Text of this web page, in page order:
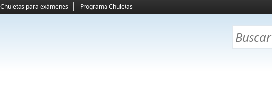
Chuletas para exámenes Programa Chuletas